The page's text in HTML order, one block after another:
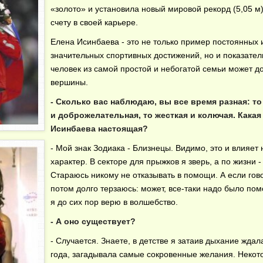
«золото» и установила новый мировой рекорд (5,05
счету в своей карьере.
Елена Исинбаева - это не только пример постоянных
значительных спортивных достижений, но и
человек из самой простой и небогатой семьи может
вершины.
- Сколько вас наблюдаю, вы все время разная: то
и доброжелательная, то жесткая и колючая. Какая
Исинбаева настоящая?
- Мой знак Зодиака - Близнецы. Видимо, это и влияет
характер. В секторе для прыжков я зверь, а по жизни
Стараюсь никому не отказывать в помощи. А если
потом долго терзаюсь: может, все-таки надо было
я до сих пор верю в волшебство.
- А оно существует?
- Случается. Знаете, в детстве я затаив дыхание
года, загадывала самые сокровенные желания.